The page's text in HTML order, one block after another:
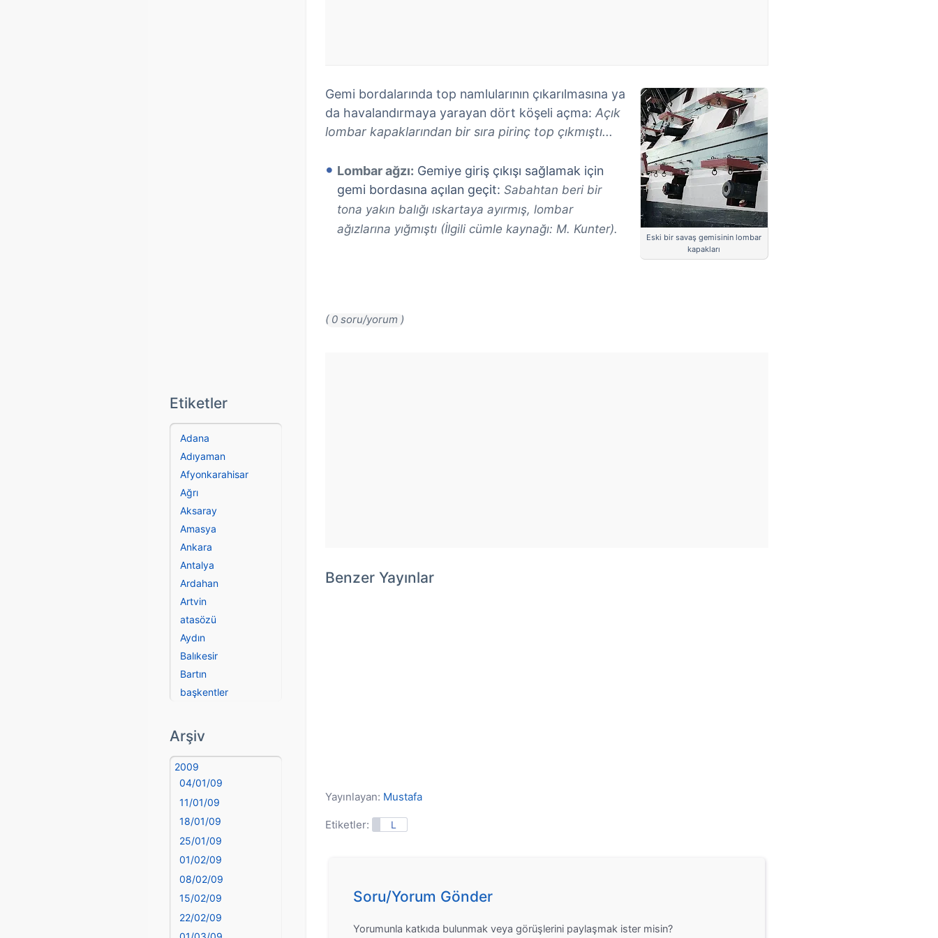
Eski bir savaş gemisinin lombar
kapakları
Gemi bordalarında top namlularının çıkarılmasına ya
da havalandırmaya yarayan dört köşeli açma: Açık
lombar kapaklarından bir sıra pirinç top çıkmıştı...
Lombar ağzı: Gemiye giriş çıkışı sağlamak için
gemi bordasına açılan geçit: Sabahtan beri bir
tona yakın balığı ıskartaya ayırmış, lombar
ağızlarına yığmıştı (İlgili cümle kaynağı: M. Kunter).
( 0 soru/yorum )
Benzer Yayınlar
Yayınlayan: Mustafa
Etiketler: L
Soru/Yorum Gönder
Yorumunla katkıda bulunmak veya görüşlerini paylaşmak ister misin?
Etiketler
Adana
Adıyaman
Afyonkarahisar
Ağrı
Aksaray
Amasya
Ankara
Antalya
Ardahan
Artvin
atasözü
Aydın
Balıkesir
Bartın
başkentler
Bayburt
Bilecik
Bingöl
Bitlis
Bolu
Burdur
Bursa
Çanakkale
Çankırı
Çorum
Arşiv
2009
04/01/09
11/01/09
18/01/09
25/01/09
01/02/09
08/02/09
15/02/09
22/02/09